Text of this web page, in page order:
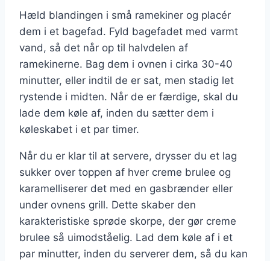
Hæld blandingen i små ramekiner og placér
dem i et bagefad. Fyld bagefadet med varmt
vand, så det når op til halvdelen af
ramekinerne. Bag dem i ovnen i cirka 30-40
minutter, eller indtil de er sat, men stadig let
rystende i midten. Når de er færdige, skal du
lade dem køle af, inden du sætter dem i
køleskabet i et par timer.
Når du er klar til at servere, drysser du et lag
sukker over toppen af hver creme brulee og
karamelliserer det med en gasbrænder eller
under ovnens grill. Dette skaber den
karakteristiske sprøde skorpe, der gør creme
brulee så uimodståelig. Lad dem køle af i et
par minutter, inden du serverer dem, så du kan